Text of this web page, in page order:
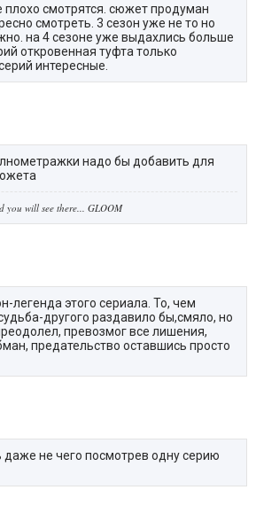
плохо смотрятся. сюжет продуман
смотреть. 3 сезон уже не то но
на 4 сезоне уже выдахлись больше
откровенная туфта только
интересные.
надо бы добавить для
you will see there... GLOOM
легенда этого сериала. То, чем
другого раздавило бы,смяло, но
превозмог все лишения,
предательство оставшись просто
даже не чего посмотрев одну серию